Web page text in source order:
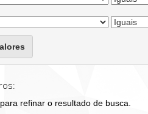
refinar o resultado de busca.